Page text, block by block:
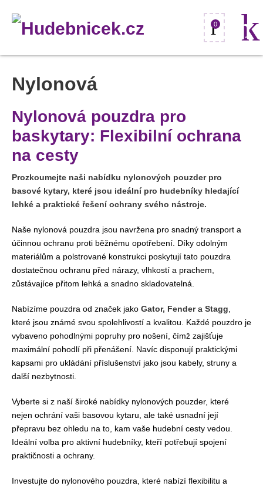
0
Nylonová
Nylonová pouzdra pro
baskytary: Flexibilní ochrana
na cesty
Prozkoumejte naši nabídku nylonových pouzder pro
basové kytary, které jsou ideální pro hudebníky hledající
lehké a praktické řešení ochrany svého nástroje.
Naše nylonová pouzdra jsou navržena pro snadný transport a
účinnou ochranu proti běžnému opotřebení. Díky odolným
materiálům a polstrované konstrukci poskytují tato pouzdra
dostatečnou ochranu před nárazy, vlhkostí a prachem,
zůstávajíce přitom lehká a snadno skladovatelná.
Nabízíme pouzdra od značek jako Gator, Fendera Stagg
které jsou známé svou spolehlivostí a kvalitou. Každé pouzdro je
vybaveno pohodlnými popruhy pro nošení, čímž zajišťuje
maximální pohodlí při přenášení. Navíc disponují praktickými
kapsami pro ukládání příslušenství jako jsou kabely, struny a
další nezbytnosti.
Vyberte si z naší široké nabídky nylonových pouzder, které
nejen ochrání vaši basovou kytaru, ale také usnadní její
přepravu bez ohledu na to, kam vaše hudební cesty vedou.
Ideální volba pro aktivní hudebníky, kteří potřebují spojení
praktičnosti a ochrany.
Investujte do nylonového pouzdra, které nabízí flexibilitu a